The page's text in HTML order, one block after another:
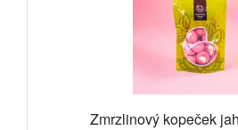
Zmrzlinový kopeček